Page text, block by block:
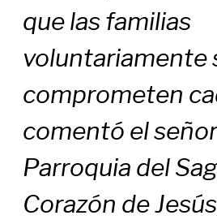
que las familias
voluntariamente
comprometen
comentó el
Parroquia del
Corazón de